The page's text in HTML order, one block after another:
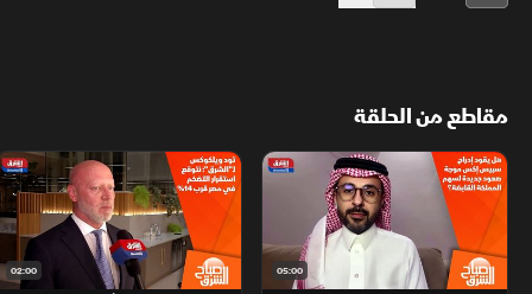
مقاطع من الحلقة
05:00
02:00